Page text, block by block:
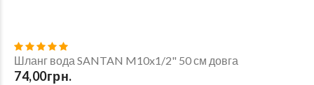
Шланг вода SANTAN M10x1/2" 50 см довга
74,00грн.